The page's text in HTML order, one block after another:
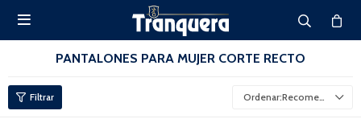

PANTALONES PARA MUJER CORTE RECTO
Recomendados